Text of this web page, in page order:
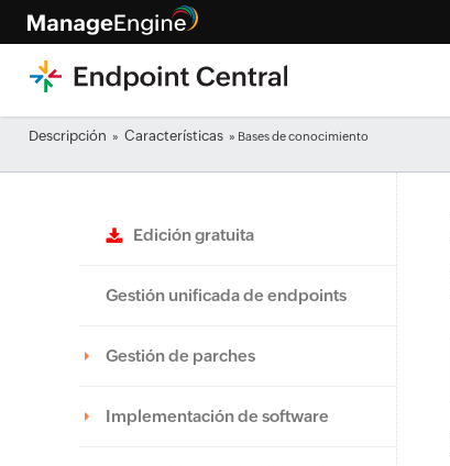
Descripción » Características » Bases de conocimiento
Edición gratuita
Gestión unificada de endpoints
Gestión de parches
Implementación de software